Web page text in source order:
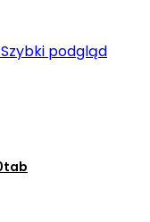
Szybki podgląd